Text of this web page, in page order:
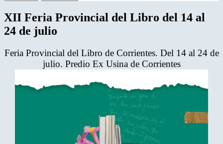
XII Feria Provincial del Libro del 14 al
24 de julio
Feria Provincial del Libro de Corrientes. Del 14 al 24 de
julio. Predio Ex Usina de Corrientes